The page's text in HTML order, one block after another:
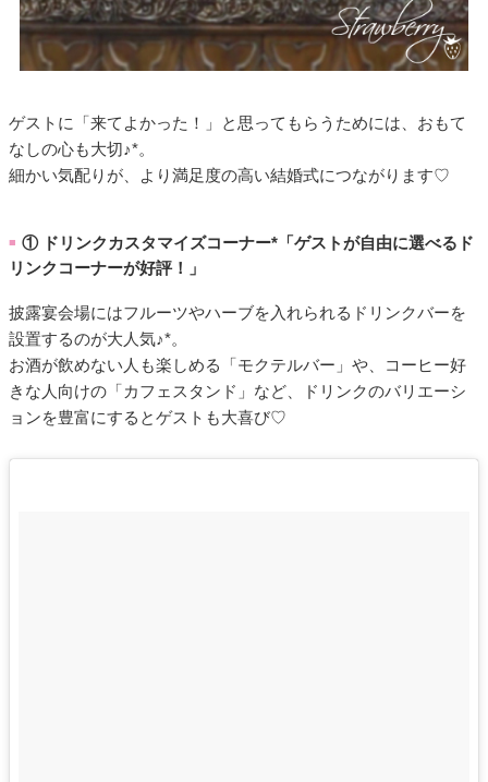
ゲストに「来てよかった！」と思ってもらうためには、おもて
なしの心も大切♪*。
細かい気配りが、より満足度の高い結婚式につながります♡
■ ① ドリンクカスタマイズコーナー*「ゲストが自由に選べるド
リンクコーナーが好評！」
披露宴会場にはフルーツやハーブを入れられるドリンクバーを
設置するのが大人気♪*。
お酒が飲めない人も楽しめる「モクテルバー」や、コーヒー好
きな人向けの「カフェスタンド」など、ドリンクのバリエーシ
ョンを豊富にするとゲストも大喜び♡